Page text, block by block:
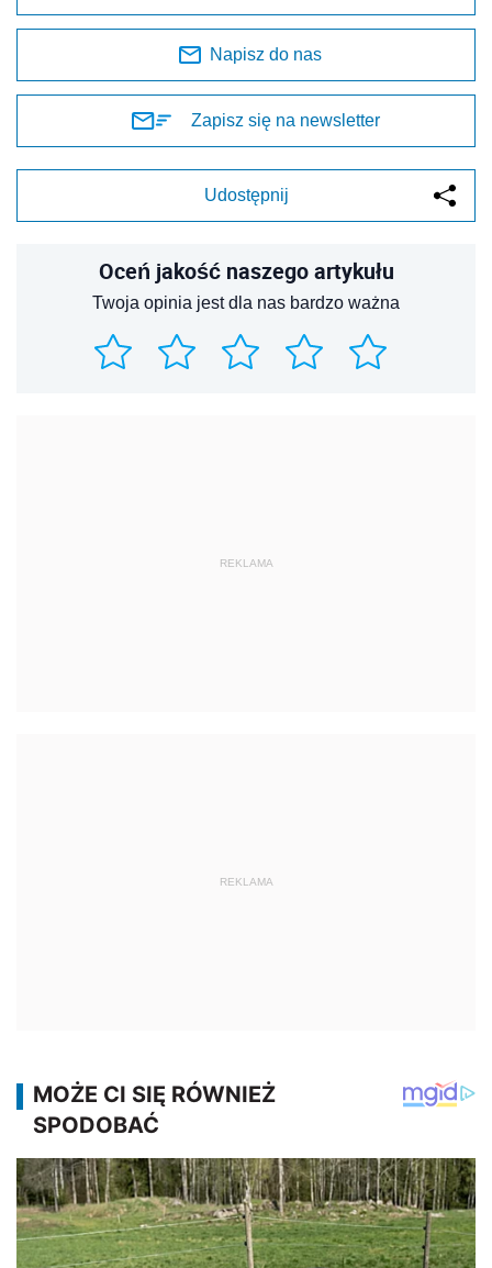
Napisz do nas
Zapisz się na newsletter
Udostępnij
Oceń jakość naszego artykułu
Twoja opinia jest dla nas bardzo ważna
REKLAMA
REKLAMA